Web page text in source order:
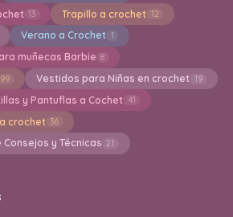
13 Trapillo a crochet 12
Verano a Crochet 1
muñecas Barbie 8
99 Vestidos para Niñas en crochet 19
y Pantuflas a Cochet 41
crochet 36
y Técnicas 21